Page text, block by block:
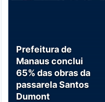
Prefeitura de
Manaus conclui
65% das obras da
passarela Santos
Dumont